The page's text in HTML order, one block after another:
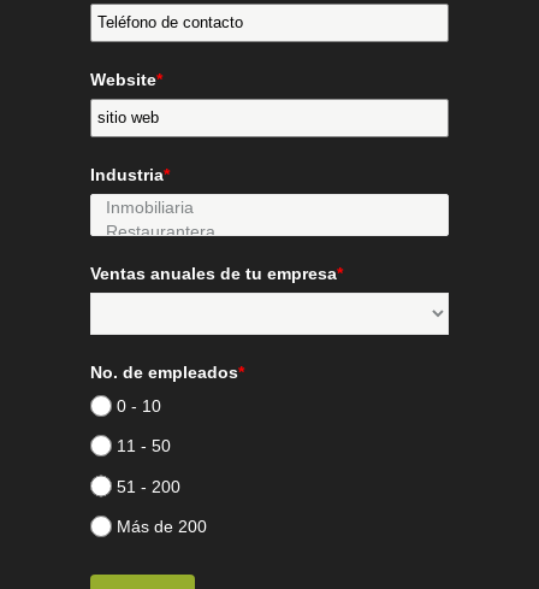
Website*
Industria*
Ventas anuales de tu empresa*
No. de empleados*
0 - 10
11 - 50
51 - 200
Más de 200